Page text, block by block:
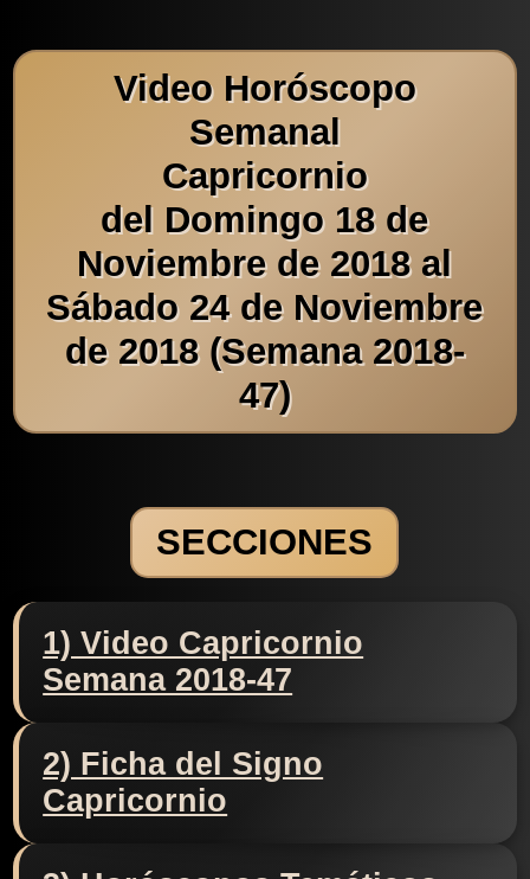
Video Horóscopo
Semanal
Capricornio
del Domingo 18 de
Noviembre de 2018 al
Sábado 24 de Noviembre
de 2018 (Semana 2018-
47)
SECCIONES
1) Video Capricornio
Semana 2018-47
2) Ficha del Signo
Capricornio